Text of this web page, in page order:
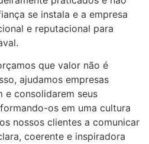
se instala e a empresa
e reputacional para
que valor não é
ajudamos empresas
e consolidarem seus
os em uma cultura
nossos clientes a comunicar
coerente e inspiradora